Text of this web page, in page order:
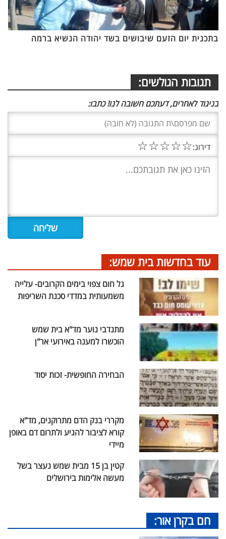
בתכנית יום הזעם שיבושים בשד יהודה הנשיא ברמה
תגובות הגולשים:
בניגוד לאחרים, דעתכם חשובה לנו! כתבו:
דירוג:☆
☆
☆
☆
☆
עוד בחדשות בית שמש:
גל חום צפוי בימים הקרובים- עלייה
משמעותית במדדי סכנת השריפות
מתנדבי נוער מד"א בית שמש
הוכשרו למענה באירועי אר"ן
הבחירה החופשית- זכות יסוד
מקררי בנק הדם מתרוקנים, מד"א
קורא לציבור להגיע ולתרום דם באופן
מיידי
קטין בן 15 מבית שמש נעצר בשל
מעשה אלימות בירושלים
חם בקרן אור: